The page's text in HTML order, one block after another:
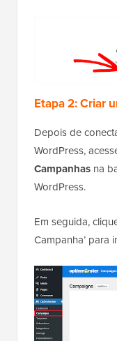
Etapa 2: Criar
Depois de
WordPress,
Campanhas na
WordPress.
Em seguida,
Campanha’ para